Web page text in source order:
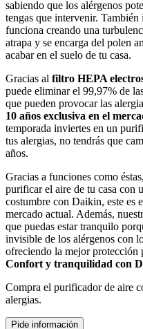
sabiendo que los alérgenos
tengas que intervenir. También
funciona creando una
atrapa y se encarga del polen
acabar en el suelo de tu casa.
Gracias al filtro HEPA
puede eliminar el 99,97% de
que pueden provocar las
10 años exclusiva en el
temporada inviertes en un
tus alergias, no tendrás que
años.
Gracias a funciones como
purificar el aire de tu casa con
costumbre con Daikin, este es
mercado actual. Además,
que puedas estar tranquilo
invisible de los alérgenos con
ofreciendo la mejor protección
Confort y tranquilidad con
Compra el purificador de aire
alergias.
Pide información